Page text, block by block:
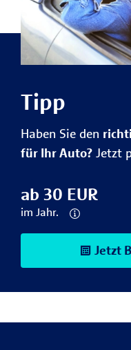
Tipp
Haben Sie den
für Ihr Auto? Jetzt
ab 30 EUR
im Jahr.
Jetzt